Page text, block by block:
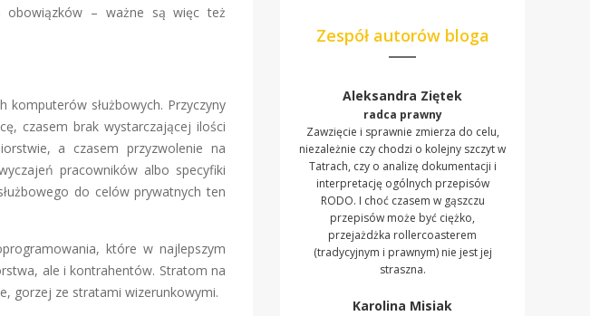
obowiązków – ważne są więc też
służbowych. Przyczyny
czasem brak wystarczającej ilości
a czasem przyzwolenie na
pracowników albo specyfiki
do celów prywatnych ten
które w najlepszym
ale i kontrahentów. Stratom na
gorzej ze stratami wizerunkowymi.
Zespół autorów bloga
Aleksandra Ziętek
radca prawny
Zawzięcie i sprawnie zmierza do celu,
niezależnie czy chodzi o kolejny szczyt w
Tatrach, czy o analizę dokumentacji i
interpretację ogólnych przepisów
RODO. I choć czasem w gąszczu
przepisów może być ciężko,
przejażdżka rollercoasterem
(tradycyjnym i prawnym) nie jest jej
straszna.
Karolina Misiak